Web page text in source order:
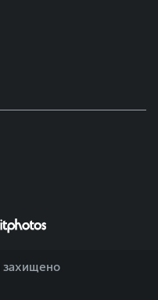
захищено